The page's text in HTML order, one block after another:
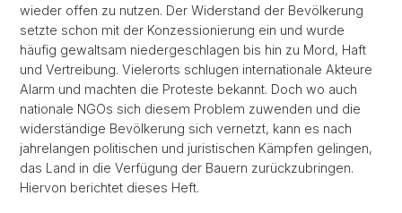
wieder offen zu nutzen. Der Widerstand der Bevölkerung
setzte schon mit der Konzessionierung ein und wurde
häufig gewaltsam niedergeschlagen bis hin zu Mord, Haft
und Vertreibung. Vielerorts schlugen internationale Akteure
Alarm und machten die Proteste bekannt. Doch wo auch
nationale NGOs sich diesem Problem zuwenden und die
widerständige Bevölkerung sich vernetzt, kann es nach
jahrelangen politischen und juristischen Kämpfen gelingen,
das Land in die Verfügung der Bauern zurückzubringen.
Hiervon berichtet dieses Heft.